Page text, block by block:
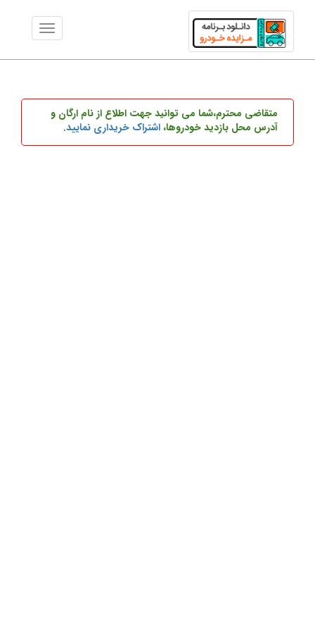
متقاضی محترم،شما می توانیدجهت اطلاع از نام ارگان و
آدرس محل بازدید خودروها، اشتراک خریداری نمایید.